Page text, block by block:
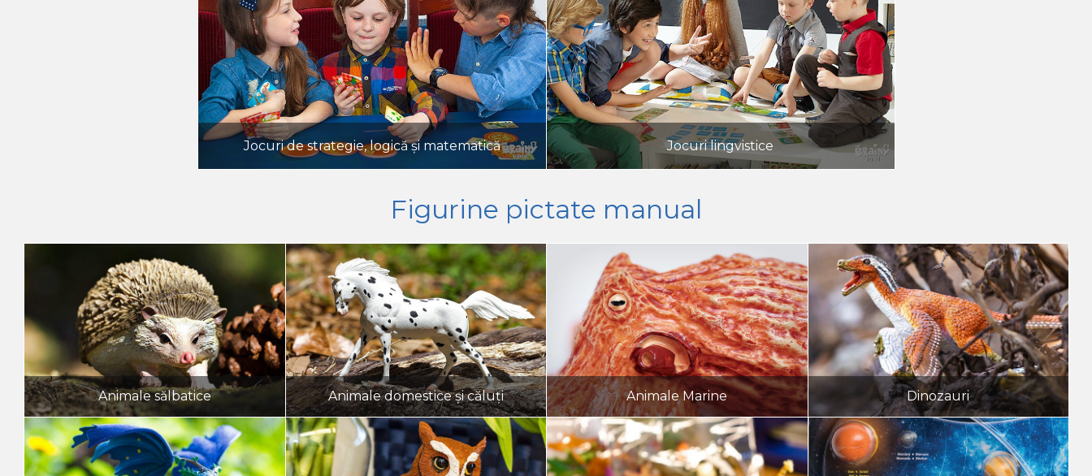
Jocuri de strategie, logică și matematică Jocuri lingvistice
Figurine pictate manual
Animale sălbatice Animale domestice și căluți Animale Marine Dinozauri